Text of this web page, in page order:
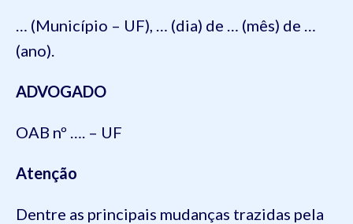
… (Município – UF), … (dia) de … (mês) de …
(ano).
ADVOGADO
OAB nº …. – UF
Atenção
Dentre as principais mudanças trazidas pela